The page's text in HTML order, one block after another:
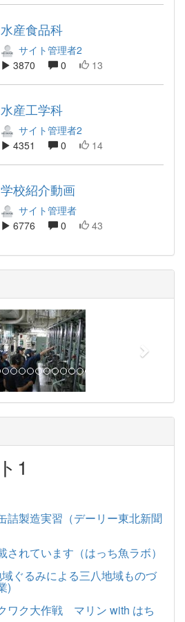
水産食品科
サイト管理者2
3870
0 13
水産工学科
サイト管理者2
4351
0 14
学校紹介動画
サイト管理者
6776
0 43
x
1
詰製造実習（デーリー東北新聞
れています（はっち魚ラボ）
ぐるみによる三八地域ものづ
)
ワク大作戦 マリン with はち